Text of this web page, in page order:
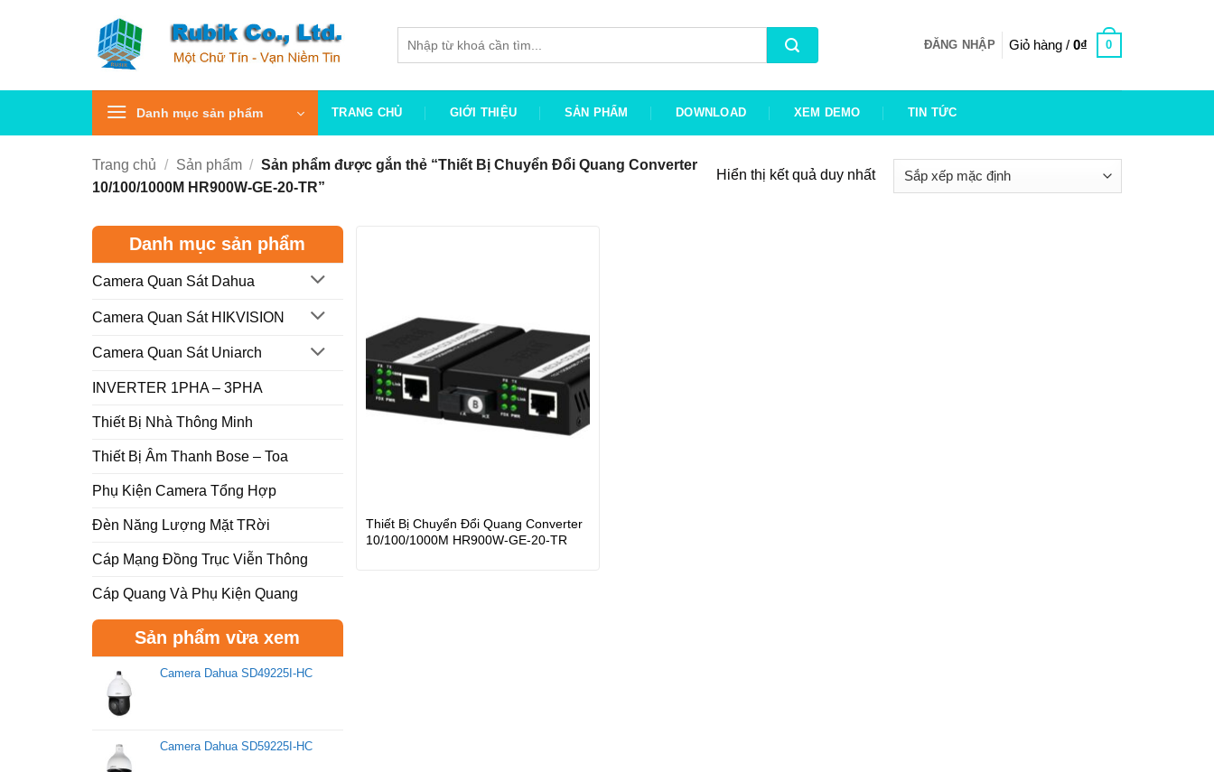
kiếm:
ĐĂNG NHẬP Giỏ hàng / 0₫ 0
Danh mục sản phẩm TRANG CHỦ GIỚI THIỆU SẢN PHẨM DOWNLOAD XEM DEMO TIN TỨC
Trang chủ / Sản phẩm / Sản phẩm được gắn thẻ “Thiết Bị Chuyển Đổi Quang Converter
10/100/1000M HR900W-GE-20-TR”
Hiển thị kết quả duy nhất
Danh mục sản phẩm
Camera Quan Sát Dahua
Camera Quan Sát HIKVISION
Camera Quan Sát Uniarch
INVERTER 1PHA – 3PHA
Thiết Bị Nhà Thông Minh
Thiết Bị Âm Thanh Bose – Toa
Phụ Kiện Camera Tổng Hợp
Đèn Năng Lượng Mặt TRời
Cáp Mạng Đồng Trục Viễn Thông
Cáp Quang Và Phụ Kiện Quang
Sản phẩm vừa xem
Camera Dahua SD49225I-HC
Camera Dahua SD59225I-HC
Thiết Bị Chuyển Đổi Quang Converter
10/100/1000M HR900W-GE-20-TR